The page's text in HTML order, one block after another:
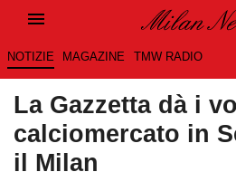
NOTIZIE MAGAZINE TMW RADIO
La Gazzetta dà i
calciomercato in
il Milan